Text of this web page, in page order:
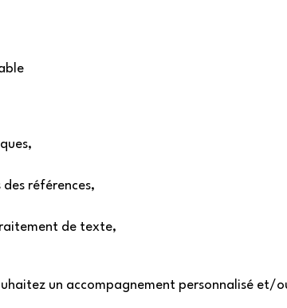
références,
de texte,
un accompagnement personnalisé et/